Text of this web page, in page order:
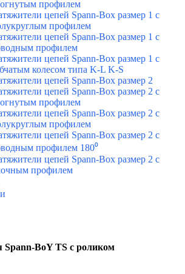
профилем
цепей Spann-Box размер 1 с
профилем
цепей Spann-Box размер 1 с
профилем
цепей Spann-Box размер 1 с
колесом типа K-L K-S
цепей Spann-Box размер 2
цепей Spann-Box размер 2 с
профилем
цепей Spann-Box размер 2 с
профилем
цепей Spann-Box размер 2 с
профилем 180⁰
цепей Spann-Box размер 2 с
профилем
BoY TS с роликом